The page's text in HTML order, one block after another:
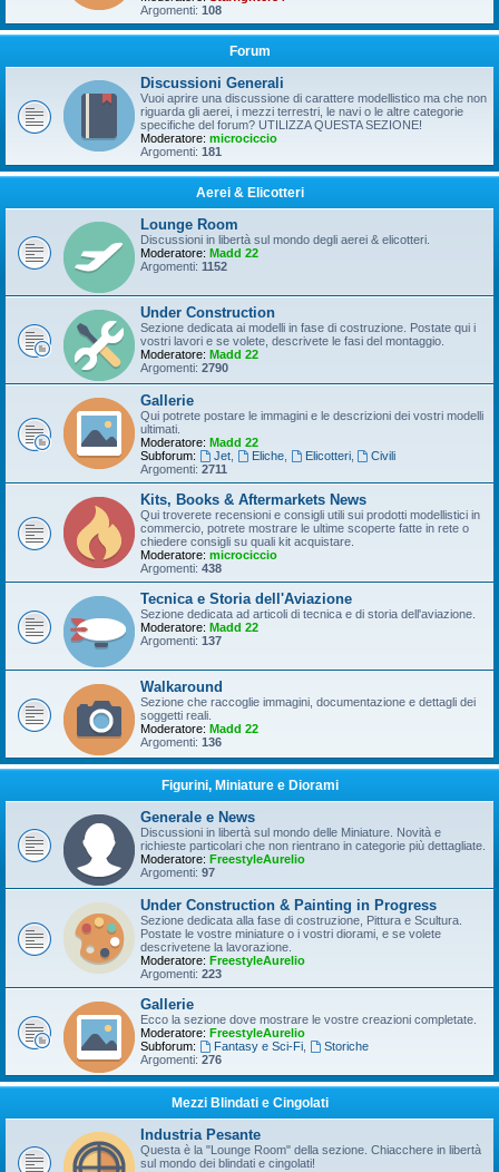
Argomenti: 108
Forum
Discussioni Generali
Vuoi aprire una discussione di carattere modellistico ma che non
riguarda gli aerei, i mezzi terrestri, le navi o le altre categorie
specifiche del forum? UTILIZZA QUESTA SEZIONE!
Moderatore: microciccio
Argomenti: 181
Aerei & Elicotteri
Lounge Room
Discussioni in libertà sul mondo degli aerei & elicotteri.
Moderatore: Madd 22
Argomenti: 1152
Under Construction
Sezione dedicata ai modelli in fase di costruzione. Postate qui i
vostri lavori e se volete, descrivete le fasi del montaggio.
Moderatore: Madd 22
Argomenti: 2790
Gallerie
Qui potrete postare le immagini e le descrizioni dei vostri modelli
ultimati.
Moderatore: Madd 22
Subforum:
Jet, Eliche, Elicotteri,
Civili
Argomenti: 2711
Kits, Books & Aftermarkets News
Qui troverete recensioni e consigli utili sui prodotti modellistici in
commercio, potrete mostrare le ultime scoperte fatte in rete o
chiedere consigli su quali kit acquistare.
Moderatore: microciccio
Argomenti: 438
Tecnica e Storia dell'Aviazione
Sezione dedicata ad articoli di tecnica e di storia dell'aviazione.
Moderatore: Madd 22
Argomenti: 137
Walkaround
Sezione che raccoglie immagini, documentazione e dettagli dei
soggetti reali.
Moderatore: Madd 22
Argomenti: 136
Figurini, Miniature e Diorami
Generale e News
Discussioni in libertà sul mondo delle Miniature. Novità e
richieste particolari che non rientrano in categorie più dettagliate.
Moderatore: FreestyleAurelio
Argomenti: 97
Under Construction & Painting in Progress
Sezione dedicata alla fase di costruzione, Pittura e Scultura.
Postate le vostre miniature o i vostri diorami, e se volete
descrivetene la lavorazione.
Moderatore: FreestyleAurelio
Argomenti: 223
Gallerie
Ecco la sezione dove mostrare le vostre creazioni completate.
Moderatore: FreestyleAurelio
Subforum:
Fantasy e Sci-Fi,
Storiche
Argomenti: 276
Mezzi Blindati e Cingolati
Industria Pesante
Questa è la "Lounge Room" della sezione. Chiacchere in libertà
sul mondo dei blindati e cingolati!